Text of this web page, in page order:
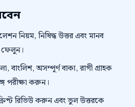
নিয়ম, নিষিদ্ধ উত্তর এবং মানব
বাংলিশ, অসম্পূর্ণ বাক্য, রাগী গ্রাহক
পরীক্ষা করুন।
রিভিউ করুন এবং ভুল উত্তরকে